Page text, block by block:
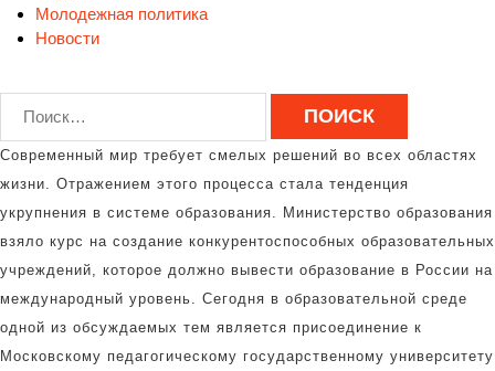
Молодежная политика
Новости
Современный мир требует смелых решений во всех областях
жизни. Отражением этого процесса стала тенденция
укрупнения в системе образования. Министерство образования
взяло курс на создание конкурентоспособных образовательных
учреждений, которое должно вывести образование в России на
международный уровень. Сегодня в образовательной среде
одной из обсуждаемых тем является присоединение к
Московскому педагогическому государственному университету